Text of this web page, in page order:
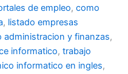
de empleo, como
, listado empresas
administracion y finanzas,
informatico, trabajo
informatico en ingles,